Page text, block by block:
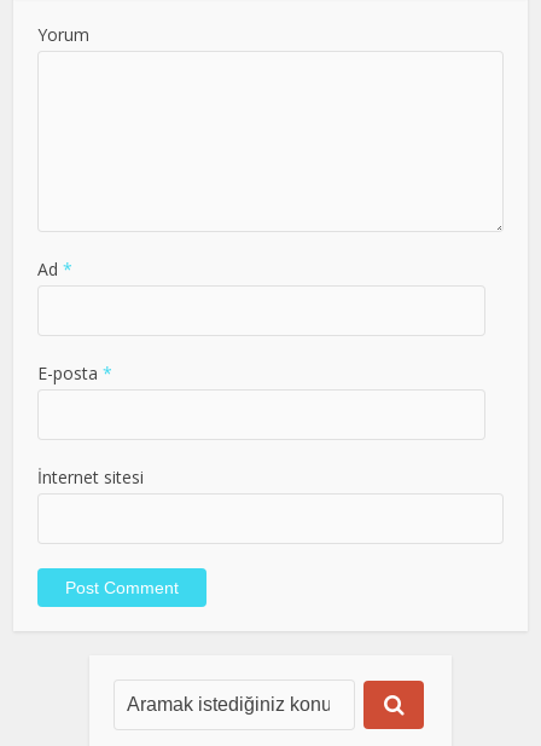
Yorum
Ad*
E-posta*
İnternet sitesi